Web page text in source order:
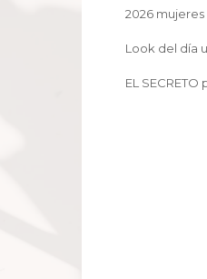
2026 mujeres
Look del día
EL SECRETO